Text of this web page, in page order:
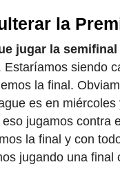
la
jugar la semifinal
siendo
la final.
es en
jugamos contra
la final y con
jugando una final